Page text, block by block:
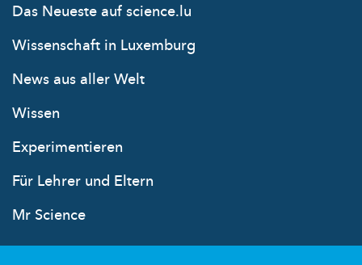
Das Neueste auf science.lu
Wissenschaft in Luxemburg
News aus aller Welt
Wissen
Experimentieren
Für Lehrer und Eltern
Mr Science